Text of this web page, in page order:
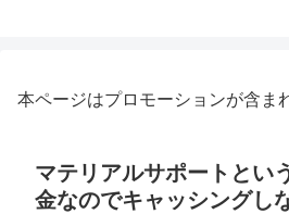
本ページはプロモーションが含ま
マテリアルサポートとい
金なのでキャッシングし